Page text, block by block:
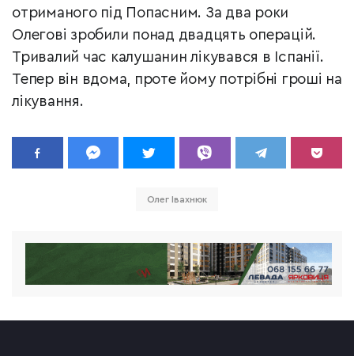
отриманого під Попасним. За два роки
Олегові зробили понад двадцять операцій.
Тривалий час калушанин лікувався в Іспанії.
Тепер він вдома, проте йому потрібні гроші на
лікування.
Олег Івахнюк